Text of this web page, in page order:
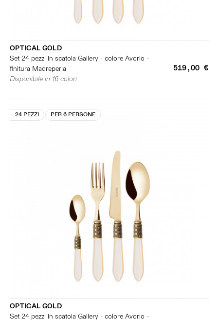
OPTICAL GOLD
Set 24 pezzi in scatola Gallery - colore Avorio -
finitura Madreperla
519,00 €
Disponibile in 16 colori
24 PEZZI PER 6 PERSONE
OPTICAL GOLD
Set 24 pezzi in scatola Gallery - colore Avorio -